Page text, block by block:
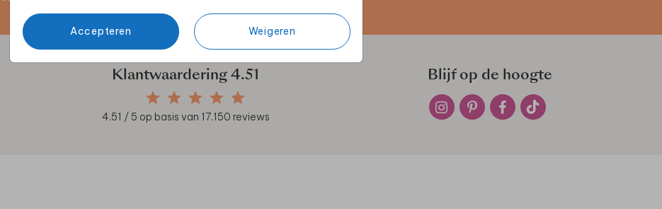
Accepteren Weigeren
Klantwaardering4.51
4.51 / 5 op basis van 17.150 reviews
Blijf op de hoogte